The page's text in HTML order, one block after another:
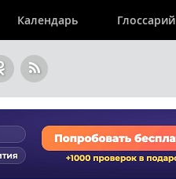
Календарь Глоссарий